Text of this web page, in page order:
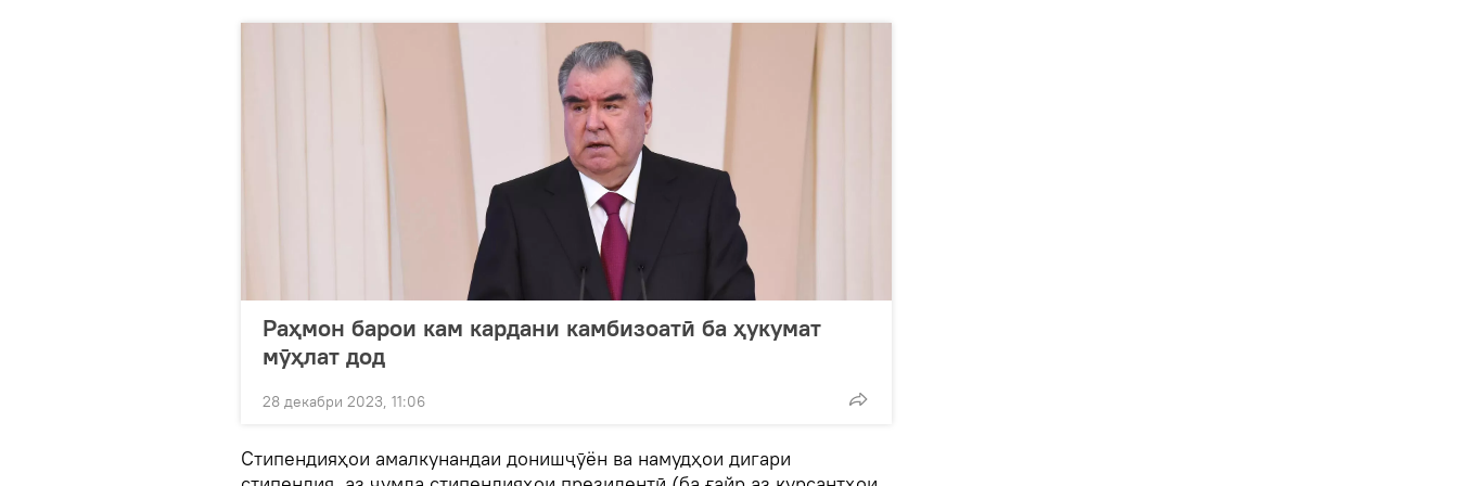
Раҳмон барои кам кардани камбизоатӣ ба ҳукумат
мӯҳлат дод
28 декабри 2023, 11:06
Стипендияҳои амалкунандаи донишҷӯён ва намудҳои дигари